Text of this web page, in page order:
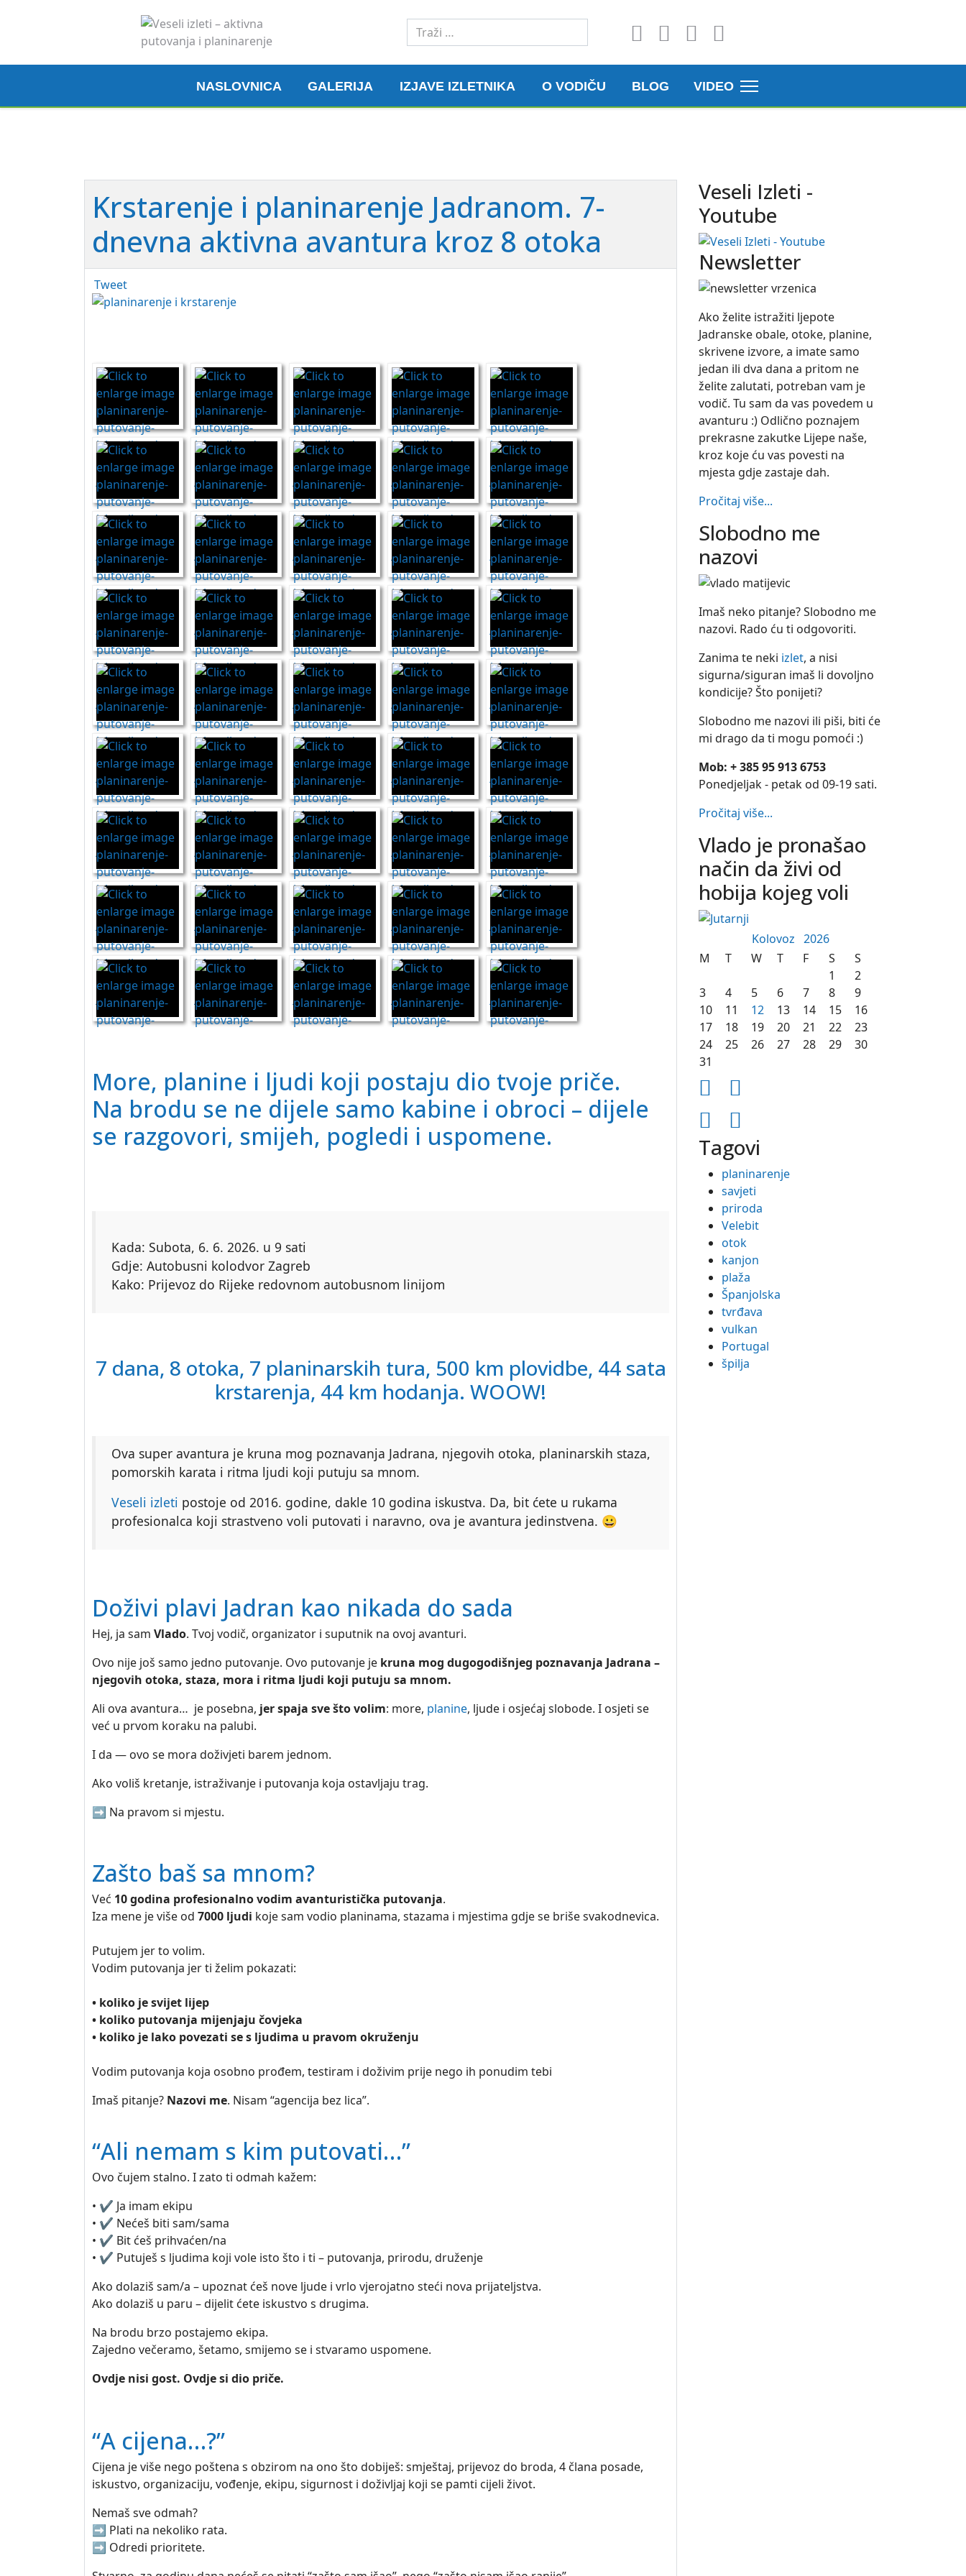
Traži
NASLOVNICA GALERIJA IZJAVE IZLETNIKA O VODIČU BLOG VIDEO
Krstarenje i planinarenje Jadranom. 7-
dnevna aktivna avantura kroz 8 otoka
Tweet
More, planine i ljudi koji postaju dio tvoje priče.
Na brodu se ne dijele samo kabine i obroci – dijele
se razgovori, smijeh, pogledi i uspomene.
Kada: Subota, 6. 6. 2026. u 9 sati
Gdje: Autobusni kolodvor Zagreb
Kako: Prijevoz do Rijeke redovnom autobusnom linijom
7 dana, 8 otoka, 7 planinarskih tura, 500 km plovidbe, 44 sata
krstarenja, 44 km hodanja. WOOW!
Ova super avantura je kruna mog poznavanja Jadrana, njegovih otoka, planinarskih staza,
pomorskih karata i ritma ljudi koji putuju sa mnom.
Veseli izleti postoje od 2016. godine, dakle 10 godina iskustva. Da, bit ćete u rukama
profesionalca koji strastveno voli putovati i naravno, ova je avantura jedinstvena. 😀
Doživi plavi Jadran kao nikada do sada
Hej, ja sam Vlado. Tvoj vodič, organizator i suputnik na ovoj avanturi.
Ovo nije još samo jedno putovanje. Ovo putovanje je kruna mog dugogodišnjeg poznavanja Jadrana –
njegovih otoka, staza, mora i ritma ljudi koji putuju sa mnom.
Ali ova avantura… je posebna, jer spaja sve što volim: more, planine, ljude i osjećaj slobode. I osjeti se
već u prvom koraku na palubi.
I da — ovo se mora doživjeti barem jednom.
Ako voliš kretanje, istraživanje i putovanja koja ostavljaju trag.
➡️ Na pravom si mjestu.
Zašto baš sa mnom?
Već 10 godina profesionalno vodim avanturistička putovanja.
Iza mene je više od 7000 ljudi koje sam vodio planinama, stazama i mjestima gdje se briše svakodnevica.
Putujem jer to volim.
Vodim putovanja jer ti želim pokazati:
• koliko je svijet lijep
• koliko putovanja mijenjaju čovjeka
• koliko je lako povezati se s ljudima u pravom okruženju
Vodim putovanja koja osobno prođem, testiram i doživim prije nego ih ponudim tebi
Imaš pitanje? Nazovi me. Nisam “agencija bez lica”.
“Ali nemam s kim putovati…”
Ovo čujem stalno. I zato ti odmah kažem:
• ✔️ Ja imam ekipu
• ✔️ Nećeš biti sam/sama
• ✔️ Bit ćeš prihvaćen/na
• ✔️ Putuješ s ljudima koji vole isto što i ti – putovanja, prirodu, druženje
Ako dolaziš sam/a – upoznat ćeš nove ljude i vrlo vjerojatno steći nova prijateljstva.
Ako dolaziš u paru – dijelit ćete iskustvo s drugima.
Na brodu brzo postajemo ekipa.
Zajedno večeramo, šetamo, smijemo se i stvaramo uspomene.
Ovdje nisi gost. Ovdje si dio priče.
“A cijena…?”
Cijena je više nego poštena s obzirom na ono što dobiješ: smještaj, prijevoz do broda, 4 člana posade,
iskustvo, organizaciju, vođenje, ekipu, sigurnost i doživljaj koji se pamti cijeli život.
Nemaš sve odmah?
➡️ Plati na nekoliko rata.
➡️ Odredi prioritete.
Veseli Izleti -
Youtube
Newsletter
Ako želite istražiti ljepote
Jadranske obale, otoke, planine,
skrivene izvore, a imate samo
jedan ili dva dana a pritom ne
želite zalutati, potreban vam je
vodič. Tu sam da vas povedem u
avanturu :) Odlično poznajem
prekrasne zakutke Lijepe naše,
kroz koje ću vas povesti na
mjesta gdje zastaje dah.
Pročitaj više...
Slobodno me
nazovi
Imaš neko pitanje? Slobodno me
nazovi. Rado ću ti odgovoriti.
Zanima te neki izlet, a nisi
sigurna/siguran imaš li dovoljno
kondicije? Što ponijeti?
Slobodno me nazovi ili piši, biti će
mi drago da ti mogu pomoći :)
Mob: + 385 95 913 6753
Ponedjeljak - petak od 09-19 sati.
Pročitaj više...
Vlado je pronašao
način da živi od
hobija kojeg voli
Kolovoz 2026
M
T W T F S
S
1
2
3
4 5 6 7 8
9
10
11 12 13 14 15
16
17
18 19 20 21 22
23
24
25 26 27 28 29
30
31
Tagovi
planinarenje
savjeti
priroda
Velebit
otok
kanjon
plaža
Španjolska
tvrđava
vulkan
Portugal
špilja